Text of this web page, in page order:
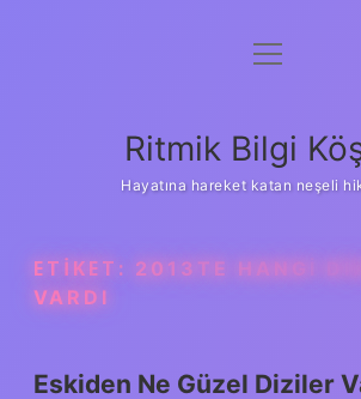
Anasayfa
Yasal Uyarı
menüyü
Ritmik Bilgi
Hayatına hareket katan neşeli
ETIKET: 2013TE HANGI
VARDI
Eskiden Ne Güzel Diziler